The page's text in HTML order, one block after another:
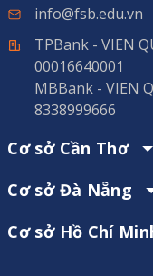
info@fsb.edu.vn
TPBank - VIEN
00016640001
MBBank - VIEN
8338999666
Cơ sở Cần Thơ
Cơ sở Đà Nẵng
Cơ sở Hồ Chí